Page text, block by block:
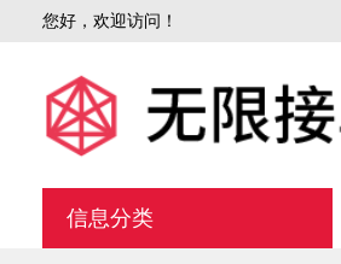
您好，欢迎访问！
信息分类